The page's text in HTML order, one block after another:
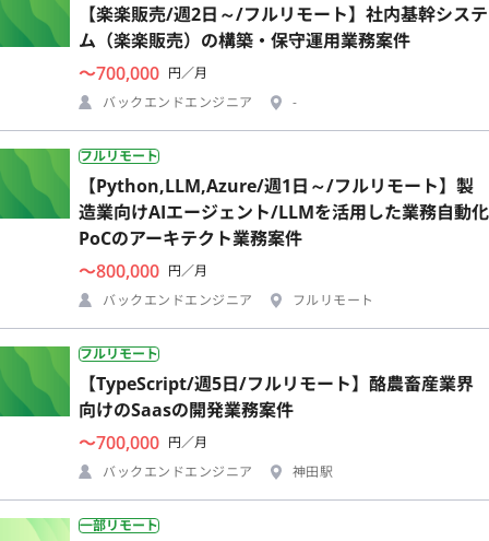
【楽楽販売/週2日～/フルリモート】社内基幹システ
ム（楽楽販売）の構築・保守運用業務案件
〜700,000 円／月
バックエンドエンジニア
-
フルリモート
【Python,LLM,Azure/週1日～/フルリモート】製
造業向けAIエージェント/LLMを活用した業務自動化
PoCのアーキテクト業務案件
〜800,000 円／月
バックエンドエンジニア
フルリモート
フルリモート
【TypeScript/週5日/フルリモート】酪農畜産業界
向けのSaasの開発業務案件
〜700,000 円／月
バックエンドエンジニア
神田駅
一部リモート